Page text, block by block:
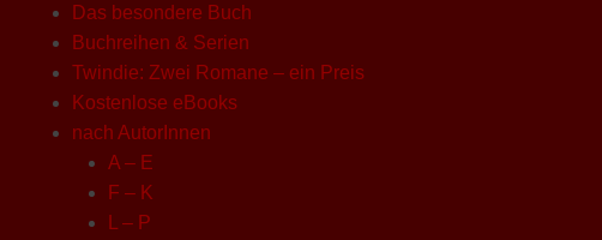
Das besondere Buch
Buchreihen & Serien
Twindie: Zwei Romane – ein Preis
Kostenlose eBooks
nach AutorInnen
A – E
F – K
L – P